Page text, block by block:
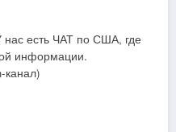
есть ЧАТ по США, где
информации.
канал)